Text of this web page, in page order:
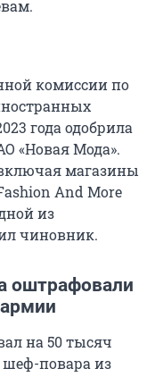
комиссии по
года одобрила
«Новая Мода».
магазины
And More
из
чиновник.
оштрафовали
на 50 тысяч
шеф-повара из